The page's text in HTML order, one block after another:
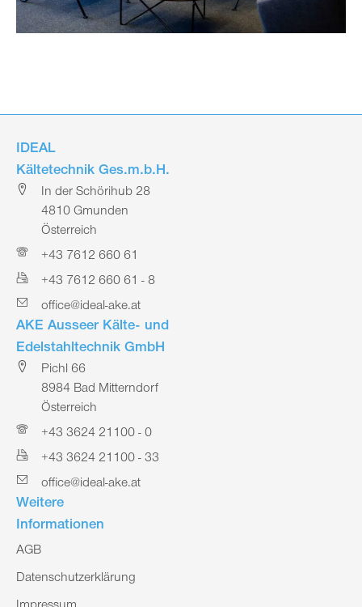
IDEAL
Kältetechnik Ges.m.b.H.
In der Schörihub 28
4810 Gmunden
Österreich
+43 7612 660 61
+43 7612 660 61 - 8
office@ideal-ake.at
AKE Ausseer Kälte- und
Edelstahltechnik GmbH
Pichl 66
8984 Bad Mitterndorf
Österreich
+43 3624 21100 - 0
+43 3624 21100 - 33
office@ideal-ake.at
Weitere
Informationen
AGB
Datenschutzerklärung